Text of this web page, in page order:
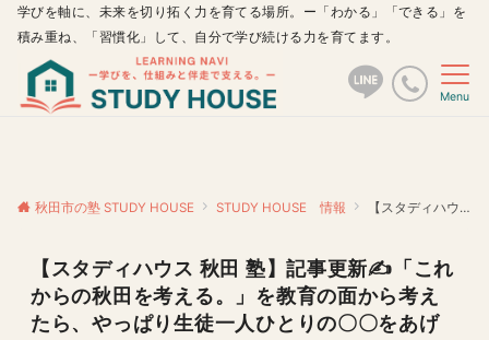
学びを軸に、未来を切り拓く力を育てる場所。ー「わかる」「できる」を
積み重ね、「習慣化」して、自分で学び続ける力を育てます。
Menu
秋田市の塾 STUDY HOUSE STUDY HOUSE 情報 【スタディハウス 秋田 塾】記事更新✍️「これからの秋田を考える。」を教育の面から考えたら、やっぱり生徒一人ひとりの〇〇をあげるしかない！！！
【スタディハウス 秋田 塾】記事更新✍️「これ
からの秋田を考える。」を教育の面から考え
たら、やっぱり生徒一人ひとりの〇〇をあげ